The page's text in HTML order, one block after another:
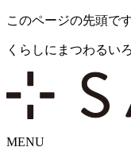
このページの先頭で
くらしにまつわるい
MENU